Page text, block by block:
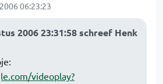
06:23:23
2006 23:31:58 schreef Henk
videoplay?